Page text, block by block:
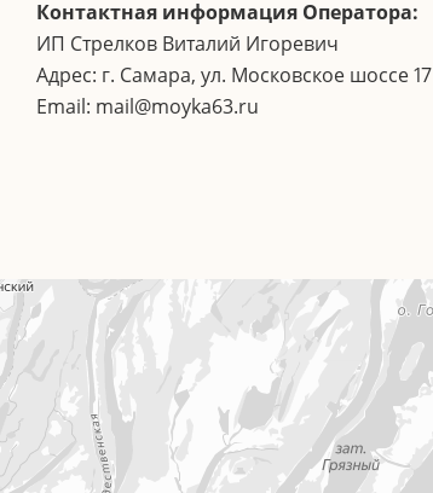
Контактная информация Оператора:
ИП Стрелков Виталий Игоревич
Адрес: г. Самара, ул. Московское шоссе 17
Email: mail@moyka63.ru